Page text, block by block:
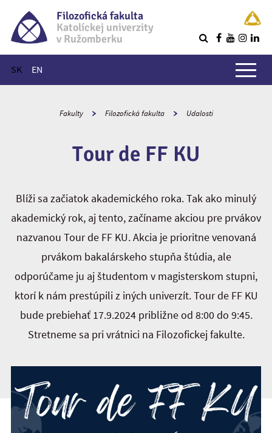
Filozofická fakulta
Katolíckej univerzity
v Ružomberku
SK EN
Hlavné menu
Fakulty Filozofická fakulta Udalosti
Tour de FF KU
Blíži sa začiatok akademického roka. Tak ako minulý
akademický rok, aj tento, začíname akciou pre prvákov
nazvanou Tour de FF KU. Akcia je prioritne venovaná
prvákom bakalárskeho stupňa štúdia, ale
odporúčame ju aj študentom v magisterskom stupni,
ktorí k nám prestúpili z iných univerzít. Tour de FF KU
bude prebiehať 17.9.2024 približne od 8:00 do 9:45.
Stretneme sa pri vrátnici na Filozofickej fakulte.